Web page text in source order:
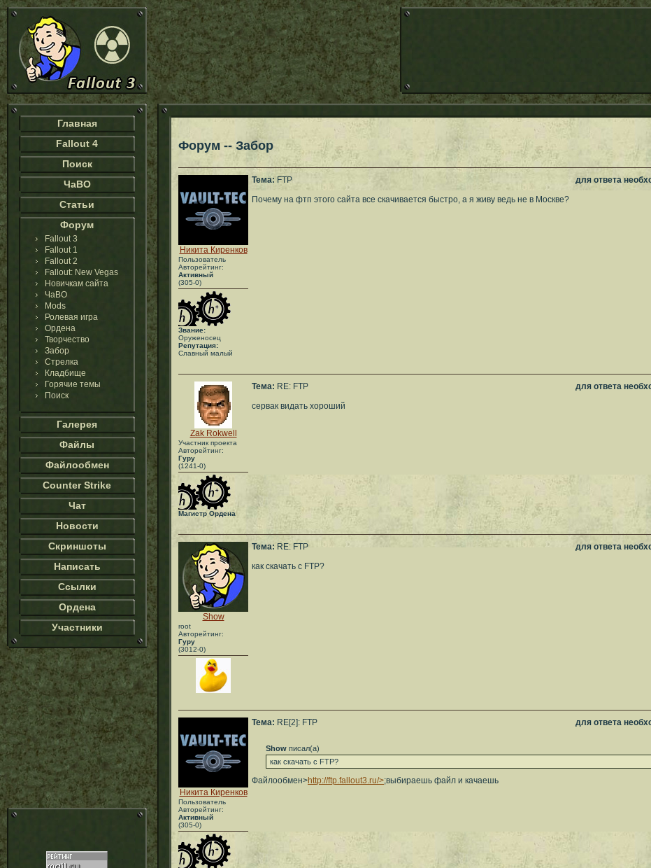
Главная
Fallout 4
Поиск
ЧаВО
Статьи
Форум
Fallout 3
Fallout 1
Fallout 2
Fallout: New Vegas
Новичкам сайта
ЧаВО
Mods
Ролевая игра
Ордена
Творчество
Забор
Стрелка
Кладбище
Горячие темы
Поиск
Галерея
Файлы
Файлообмен
Counter Strike
Чат
Новости
Скриншоты
Написать
Ссылки
Ордена
Участники
Форум -- Забор
Никита Киренков
Пользователь
Авторейтинг:
Активный
(305-0)
Звание:
Оруженосец
Репутация:
Славный малый
Тема: FTP
для ответа
Почему на фтп этого сайта все скачивается быстро, а я живу ведь не в Москве?
Zak Rokwell
Участник проекта
Авторейтинг:
Гуру
(1241-0)
Магистр Ордена
Тема: RE: FTP
для ответа
сервак видать хороший
Show
root
Авторейтинг:
Гуру
(3012-0)
Тема: RE: FTP
для ответа
как скачать с FTP?
Никита Киренков
Пользователь
Авторейтинг:
Активный
(305-0)
Тема: RE[2]: FTP для ответа
Show писал(а)
как скачать с FTP?
Файлообмен>http://ftp.fallout3.ru/>;выбираешь файл и качаешь